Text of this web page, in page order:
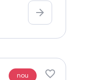
arrow_forward
nou